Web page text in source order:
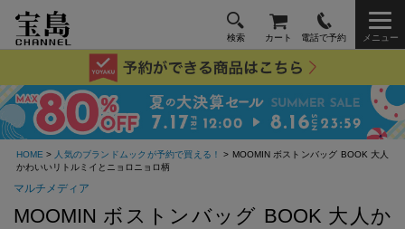
検索 カート 電話で予約 メニュー
HOME > 人気のブランドムックが予約で買える！
> MOOMIN ボストンバッグ BOOK 大人
かわいいリトルミイとニョロニョロ柄
マルチメディア
MOOMIN ボストンバッグ BOOK 大人か